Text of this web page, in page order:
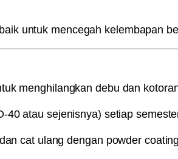
untuk mencegah kelembapan
menghilangkan debu dan
40 atau sejenisnya) setiap
cat ulang dengan powder coating